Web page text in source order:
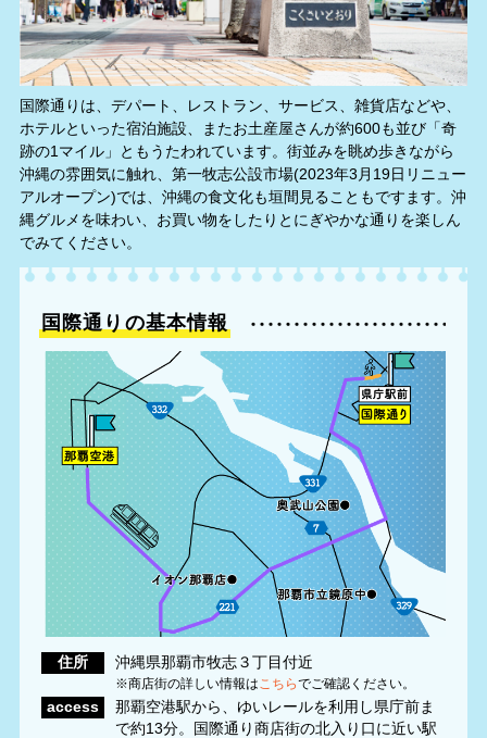
国際通りは、デパート、レストラン、サービス、雑貨店などや、
ホテルといった宿泊施設、またお土産屋さんが約600も並び「奇
跡の1マイル」ともうたわれています。街並みを眺め歩きながら
沖縄の雰囲気に触れ、第一牧志公設市場(2023年3月19日リニュー
アルオープン)では、沖縄の食文化も垣間見ることもですます。沖
縄グルメを味わい、お買い物をしたりとにぎやかな通りを楽しん
でみてください。
国際通りの基本情報
住所 沖縄県那覇市牧志３丁目付近
※商店街の詳しい情報は こちらでご確認ください。
access
那覇空港駅から、ゆいレールを利用し県庁前ま
で約13分。国際通り商店街の北入り口に近い駅